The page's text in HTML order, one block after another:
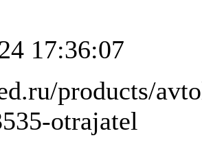
17:36:07
products/
otrajatel